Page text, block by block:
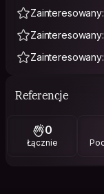
Referencje
0
Łącznie